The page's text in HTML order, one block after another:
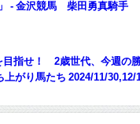
- 金沢競馬 柴田勇真騎手
目指せ！ 2歳世代、今週の
上がり馬たち 2024/11/30,12/